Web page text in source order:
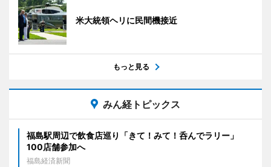
米大統領ヘリに民間機接近
もっと見る
みん経トピックス
福島駅周辺で飲食店巡り「きて！みて！呑んでラリー」
100店舗参加へ
福島経済新聞